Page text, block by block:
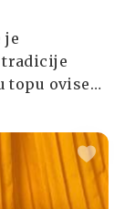
je
tradicije
topu ovise
se stavlja
Svi
toga je